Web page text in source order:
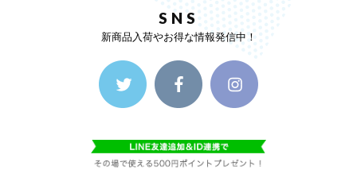
SNS
新商品入荷やお得な情報発信中！